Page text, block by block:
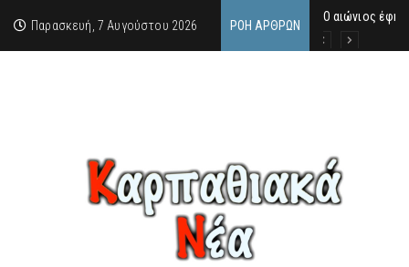
Παρασκευή, 7 Αυγούστου 2026 ΡΟΉ ΆΡΘΡΩΝ
Ο αιώνιος
Δικαστική
Άμεση